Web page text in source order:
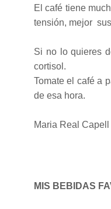
El café tiene
tensión, mejor
Si no lo quieres
cortisol.
Tomate el café a
de esa hora.
Maria Real
MIS BEBIDAS